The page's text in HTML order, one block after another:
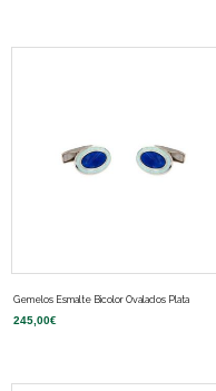
Gemelos Esmalte Bicolor Ovalados Plata
245,00€